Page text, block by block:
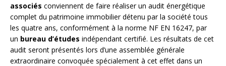
associés conviennent de faire réaliser un audit énergétique
complet du patrimoine immobilier détenu par la société tous
les quatre ans, conformément à la norme NF EN 16247, par
un bureau d’études indépendant certifié. Les résultats de cet
audit seront présentés lors d’une assemblée générale
extraordinaire convoquée spécialement à cet effet dans un